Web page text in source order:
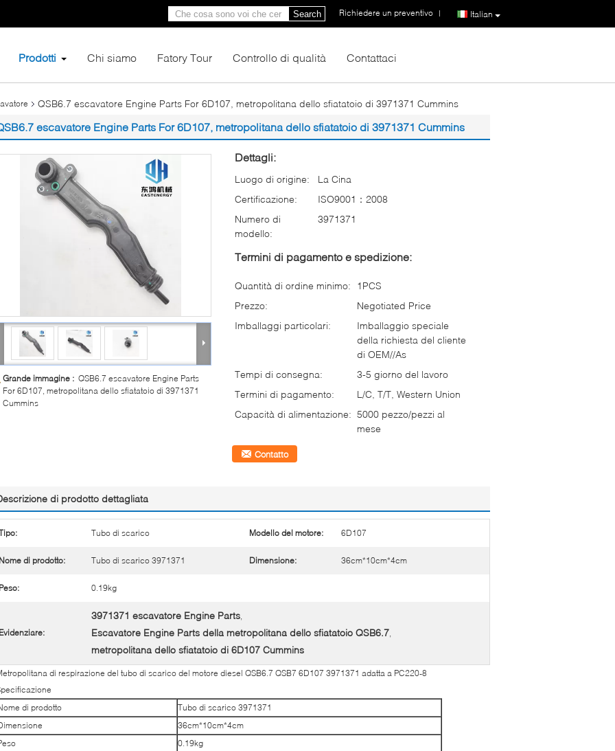
Italian
Richiedere un preventivo |
Search
Prodotti Chi siamo Fatory Tour Controllo di qualità Contattaci
QSB6.7 escavatore Engine Parts For 6D107, metropolitana dello sfiatatoio di 3971371 Cummins
escavatore Engine Parts For 6D107, metropolitana dello sfiatatoio di 3971371 Cummins
Grande immagine : QSB6.7 escavatore Engine Parts
For 6D107, metropolitana dello sfiatatoio di 3971371
Cummins
Dettagli:
Luogo di origine:
La Cina
Certificazione:
ISO9001：2008
Numero di
modello:
3971371
Termini di pagamento e spedizione:
Quantità di ordine minimo:
1PCS
Prezzo:
Negotiated Price
Imballaggi particolari:
Imballaggio speciale
della richiesta del cliente
di OEM//As
Tempi di consegna:
3-5 giorno del lavoro
Termini di pagamento:
L/C, T/T, Western Union
Capacità di alimentazione: 5000 pezzo/pezzi al
mese
Contatto
di prodotto dettagliata
Tubo di scarico Modello del motore: 6D107
Nome di prodotto: Tubo di scarico 3971371 Dimensione: 36cm*10cm*4cm
Peso: 0.19kg
Evidenziare:
3971371 escavatore Engine Parts,
Escavatore Engine Parts della metropolitana dello sfiatatoio QSB6.7,
metropolitana dello sfiatatoio di 6D107 Cummins
di respirazione del tubo di scarico del motore diesel QSB6.7 QSB7 6D107 3971371 adatta a PC220-8
di prodotto
Tubo di scarico 3971371
36cm*10cm*4cm
0.19kg